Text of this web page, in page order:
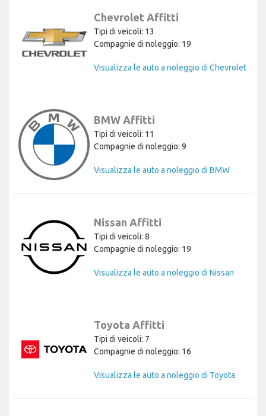
Chevrolet Affitti
Tipi di veicoli: 13
Compagnie di noleggio: 19
Visualizza le auto a noleggio di Chevrolet
BMW Affitti
Tipi di veicoli: 11
Compagnie di noleggio: 9
Visualizza le auto a noleggio di BMW
Nissan Affitti
Tipi di veicoli: 8
Compagnie di noleggio: 19
Visualizza le auto a noleggio di Nissan
Toyota Affitti
Tipi di veicoli: 7
Compagnie di noleggio: 16
Visualizza le auto a noleggio di Toyota